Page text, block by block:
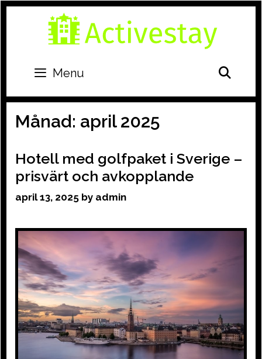
content
Menu
Månad: april 2025
Hotell med golfpaket i Sverige –
prisvärt och avkopplande
april 13, 2025 by admin